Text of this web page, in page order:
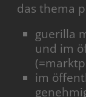
das thema
guerilla
und im
im